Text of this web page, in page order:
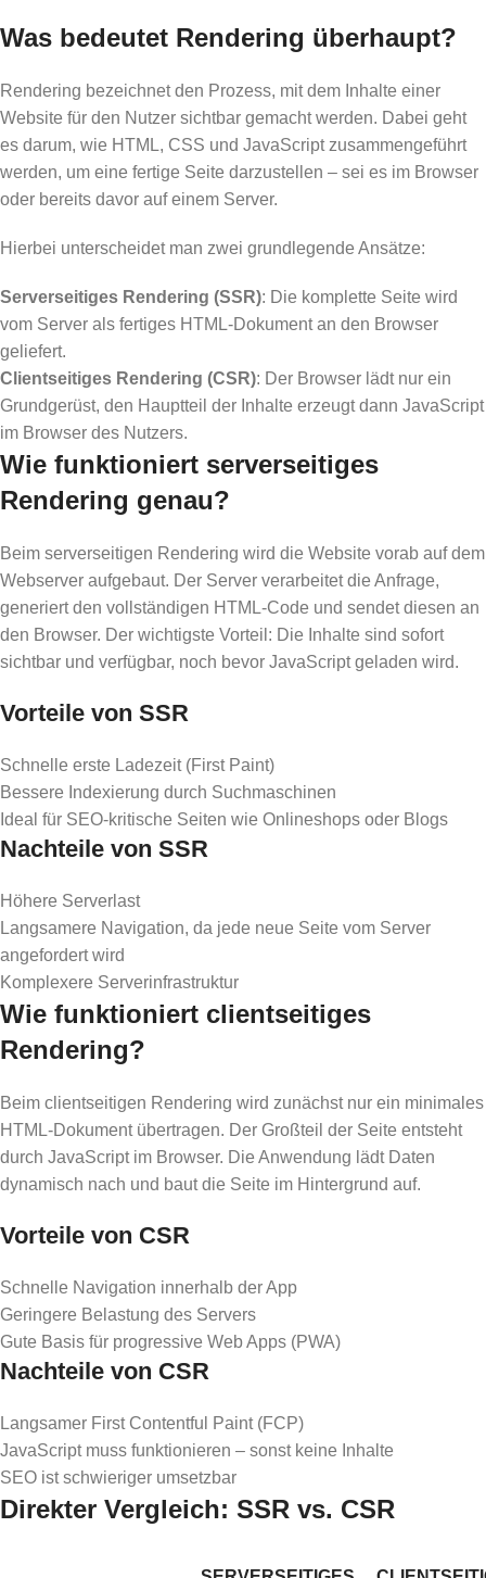
Was bedeutet Rendering überhaupt?
Rendering bezeichnet den Prozess, mit dem Inhalte einer
Website für den Nutzer sichtbar gemacht werden. Dabei geht
es darum, wie HTML, CSS und JavaScript zusammengeführt
werden, um eine fertige Seite darzustellen – sei es im Browser
oder bereits davor auf einem Server.
Hierbei unterscheidet man zwei grundlegende Ansätze:
Serverseitiges Rendering (SSR): Die komplette Seite wird
vom Server als fertiges HTML-Dokument an den Browser
geliefert.
Clientseitiges Rendering (CSR): Der Browser lädt nur ein
Grundgerüst, den Hauptteil der Inhalte erzeugt dann JavaScript
im Browser des Nutzers.
Wie funktioniert serverseitiges
Rendering genau?
Beim serverseitigen Rendering wird die Website vorab auf dem
Webserver aufgebaut. Der Server verarbeitet die Anfrage,
generiert den vollständigen HTML-Code und sendet diesen an
den Browser. Der wichtigste Vorteil: Die Inhalte sind sofort
sichtbar und verfügbar, noch bevor JavaScript geladen wird.
Vorteile von SSR
Schnelle erste Ladezeit (First Paint)
Bessere Indexierung durch Suchmaschinen
Ideal für SEO-kritische Seiten wie Onlineshops oder Blogs
Nachteile von SSR
Höhere Serverlast
Langsamere Navigation, da jede neue Seite vom Server
angefordert wird
Komplexere Serverinfrastruktur
Wie funktioniert clientseitiges
Rendering?
Beim clientseitigen Rendering wird zunächst nur ein minimales
HTML-Dokument übertragen. Der Großteil der Seite entsteht
durch JavaScript im Browser. Die Anwendung lädt Daten
dynamisch nach und baut die Seite im Hintergrund auf.
Vorteile von CSR
Schnelle Navigation innerhalb der App
Geringere Belastung des Servers
Gute Basis für progressive Web Apps (PWA)
Nachteile von CSR
Langsamer First Contentful Paint (FCP)
JavaScript muss funktionieren – sonst keine Inhalte
SEO ist schwieriger umsetzbar
Direkter Vergleich: SSR vs. CSR